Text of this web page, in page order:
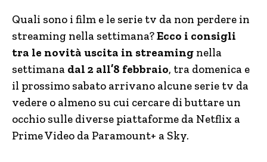
Quali sono i film e le serie tv da non perdere in
streaming nella settimana?Ecco i consigli
tra le novità uscita in streaming nella
settimana dal 2 all’8 febbraio, tra domenica e
il prossimo sabato arrivano alcune serie tv da
vedere o almeno su cui cercare di buttare un
occhio sulle diverse piattaforme da Netflix a
Prime Video da Paramount+ a Sky.